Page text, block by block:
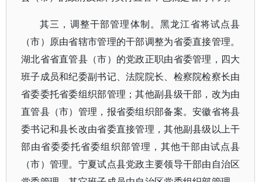
其三，调整干部管理体制。黑龙江省将试点县
（市）原由省辖市管理的干部调整为省委直接管理。
湖北省省直管县（市）的党政正职由省委管理，四大
班子成员和纪委副书记、法院院长、检察院检察长由
省委委托省委组织部管理；其他副县级干部，改为由
直管县（市）管理，报省委组织部备案。安徽省将县
委书记和县长改由省委直接管理，其他副县级以上干
部由省委委托省委组织部管理，其他干部由试点县
（市）管理。宁夏试点县党政主要领导干部由自治区